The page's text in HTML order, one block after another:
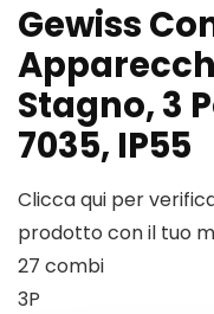
Gewiss
Stagno, 3
7035, IP55
Clicca qui per
prodotto con il tuo
27 combi
3P